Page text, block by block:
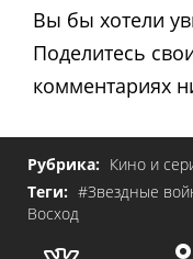
Вы бы хотели
Поделитесь
комментариях
Рубрика: Кино и
Теги: #Звездные
Восход